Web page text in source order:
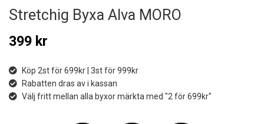
Stretchig Byxa Alva MORO
399 kr
Köp 2st för 699kr | 3st för 999kr
Rabatten dras av i kassan
Välj fritt mellan alla byxor märkta med "2 för 699kr"